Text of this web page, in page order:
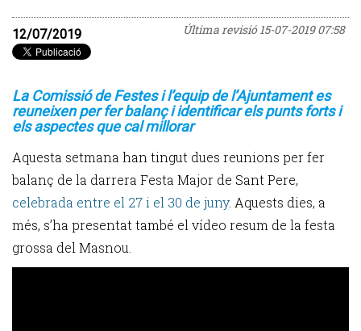
Última revisió15-07-2019 07:58
12/07/2019
La Comissió de Festes i l’equip de l’Ajuntament es
reuneixen per fer balanç i identificar els punts forts i
els aspectes que cal millorar
Aquesta setmana han tingut dues reunions per fer
balanç de la darrera Festa Major de Sant Pere,
celebrada entre el 27 i el 30 de juny. Aquests dies, a
més, s’ha presentat també el vídeo resum de la festa
grossa del Masnou.